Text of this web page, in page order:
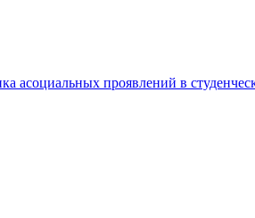
асоциальных проявлений в